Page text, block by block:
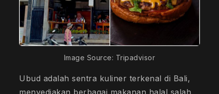
Image Source: Tripadvisor
Ubud adalah sentra kuliner terkenal di Bali,
menyediakan berbagai makanan halal salah